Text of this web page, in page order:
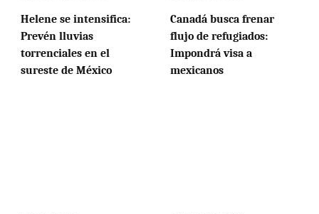
Helene se intensifica:
Prevén lluvias
torrenciales en el
sureste de México
Canadá busca frenar
flujo de refugiados:
Impondrá visa a
mexicanos